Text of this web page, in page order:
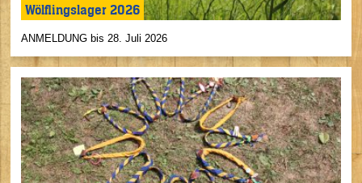
Wölflingslager 2026
ANMELDUNG bis 28. Juli 2026